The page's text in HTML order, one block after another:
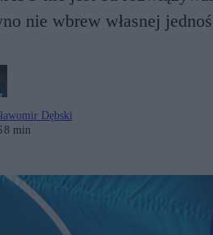
nie wbrew własnej
Dębski
8 min